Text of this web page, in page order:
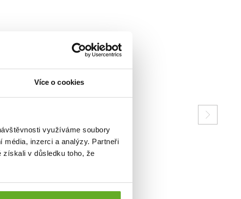
Více o cookies
využíváme soubory
inzerci a analýzy. Partneři
získali v důsledku toho, že